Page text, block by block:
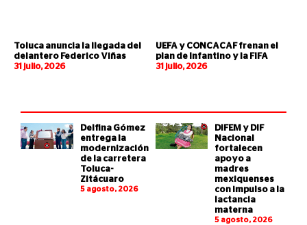
Toluca anuncia la llegada del
delantero Federico Viñas
31 julio, 2026
UEFA y CONCACAF frenan el
plan de Infantino y la FIFA
31 julio, 2026
Delfina Gómez
entrega la
modernización
de la carretera
Toluca-
Zitácuaro
5 agosto, 2026
DIFEM y DIF
Nacional
fortalecen
apoyo a
madres
mexiquenses
con impulso a la
lactancia
materna
5 agosto, 2026